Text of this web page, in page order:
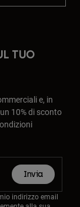
TUO
e, in
10% di sconto
Invia
indirizzo email